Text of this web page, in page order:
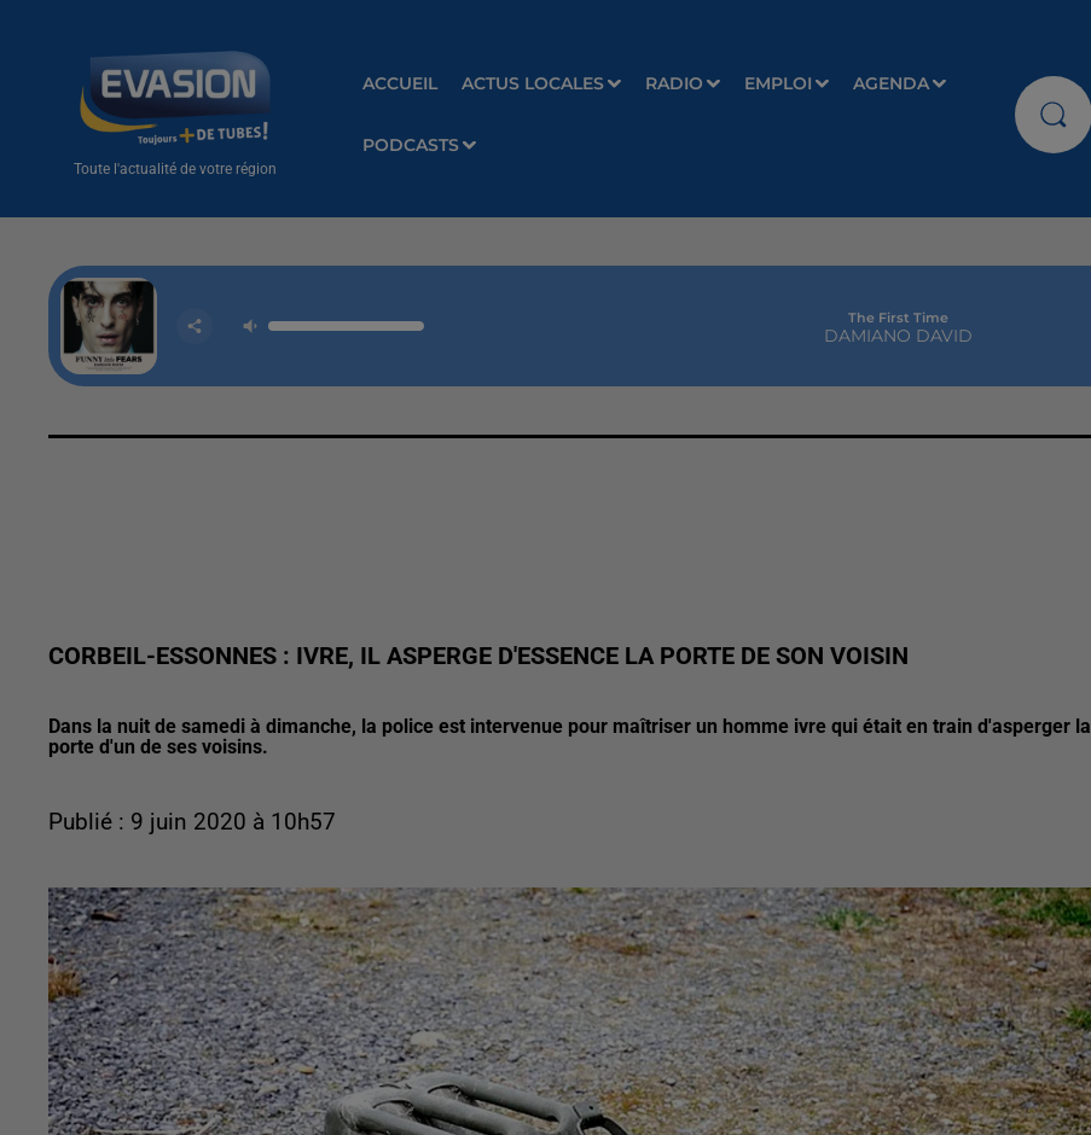
Toute l'actualité de votre région
ACCUEIL ACTUS LOCALES RADIO EMPLOI AGENDA
PODCASTS
The First Time
DAMIANO DAVID
CORBEIL-ESSONNES : IVRE, IL ASPERGE D'ESSENCE LA PORTE DE SON VOISIN
Dans la nuit de samedi à dimanche, la police est intervenue pour maîtriser un homme ivre qui était en train d'asperger la
porte d'un de ses voisins.
Publié : 9 juin 2020 à 10h57